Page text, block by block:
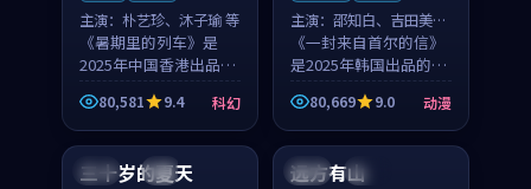
主演： 朴艺珍、沐子瑜 等
《暑期里的列车》是
2025年中国香港出品的
科幻新作，主创团队希
望用城市夜归人的故事
让观众停下来想一想。
朴艺珍领衔，沐子瑜担
任重要角色，郑书延的
80,581 9.4 科幻
主演： 邵知白、吉田美琴
等
《一封来自首尔的信》
是2025年韩国出品的动
漫新作，主创团队希望
用高考往事的故事让观
众停下来想一想。邵知
重要角色，谢承南的
80,669 9.0 动漫
法国 4K
三十岁的夏天 法国 独播
远方有山